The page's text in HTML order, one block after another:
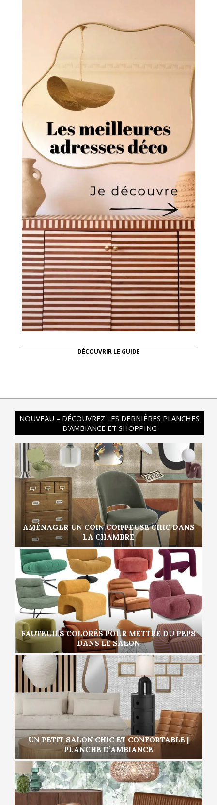
DÉCOUVRIR LE GUIDE
NOUVEAU – DÉCOUVREZ LES DERNIÈRES PLANCHES
D’AMBIANCE ET SHOPPING
AMÉNAGER UN COIN COIFFEUSE CHIC DANS
LA CHAMBRE
FAUTEUILS COLORÉS POUR METTRE DU PEPS
DANS LE SALON
UN PETIT SALON CHIC ET CONFORTABLE |
PLANCHE D’AMBIANCE